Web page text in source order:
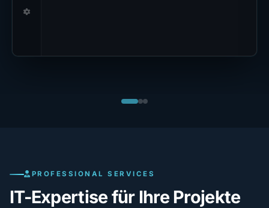
PROFESSIONAL SERVICES
IT-Expertise für Ihre Projekte